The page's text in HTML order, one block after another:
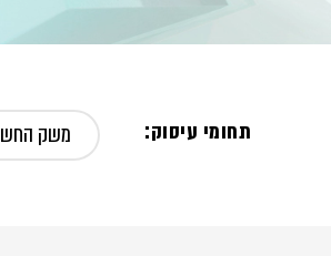
תחומי עיסוק: משק